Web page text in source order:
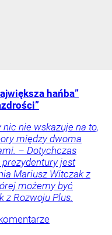
hańba”
nie wskazuje na to,
między dwoma
– Dotychczas
jest
Mariusz Witczak z
możemy być
z Rozwoju Plus.